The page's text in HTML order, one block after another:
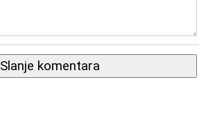
Slanje komentara